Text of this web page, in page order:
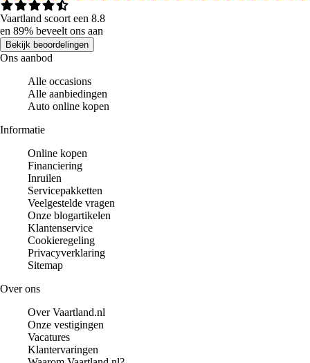
Vaartland scoort een 8.8
en 89% beveelt ons aan
Bekijk beoordelingen
Ons aanbod
Alle occasions
Alle aanbiedingen
Auto online kopen
Informatie
Online kopen
Financiering
Inruilen
Servicepakketten
Veelgestelde vragen
Onze blogartikelen
Klantenservice
Cookieregeling
Privacyverklaring
Sitemap
Over ons
Over Vaartland.nl
Onze vestigingen
Vacatures
Klantervaringen